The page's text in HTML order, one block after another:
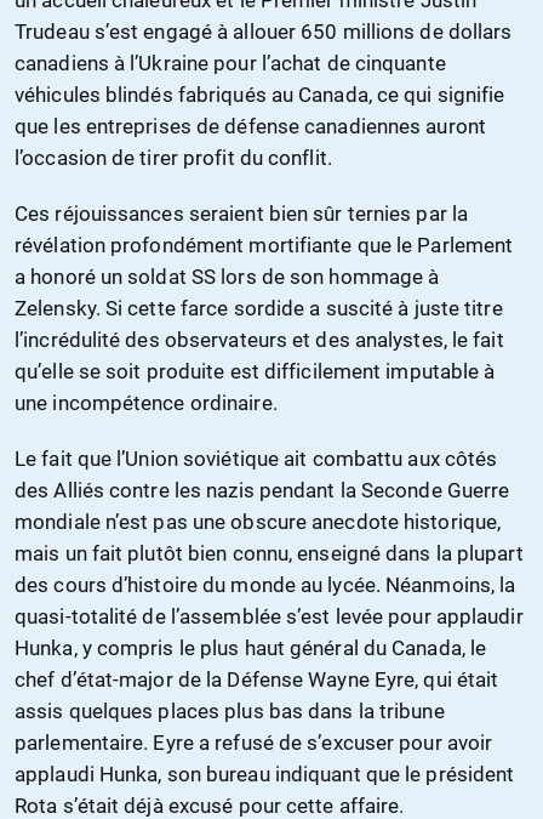
Trudeau s’est engagé à allouer 650 millions de dollars
canadiens à l’Ukraine pour l’achat de cinquante
véhicules blindés fabriqués au Canada, ce qui signifie
que les entreprises de défense canadiennes auront
l’occasion de tirer profit du conflit.
Ces réjouissances seraient bien sûr ternies par la
révélation profondément mortifiante que le Parlement
a honoré un soldat SS lors de son hommage à
Zelensky. Si cette farce sordide a suscité à juste titre
l’incrédulité des observateurs et des analystes, le fait
qu’elle se soit produite est difficilement imputable à
une incompétence ordinaire.
Le fait que l’Union soviétique ait combattu aux côtés
des Alliés contre les nazis pendant la Seconde Guerre
mondiale n’est pas une obscure anecdote historique,
mais un fait plutôt bien connu, enseigné dans la plupart
des cours d’histoire du monde au lycée. Néanmoins, la
quasi-totalité de l’assemblée s’est levée pour applaudir
Hunka, y compris le plus haut général du Canada, le
chef d’état-major de la Défense Wayne Eyre, qui était
assis quelques places plus bas dans la tribune
parlementaire. Eyre a refusé de s’excuser pour avoir
applaudi Hunka, son bureau indiquant que le président
Rota s’était déjà excusé pour cette affaire.